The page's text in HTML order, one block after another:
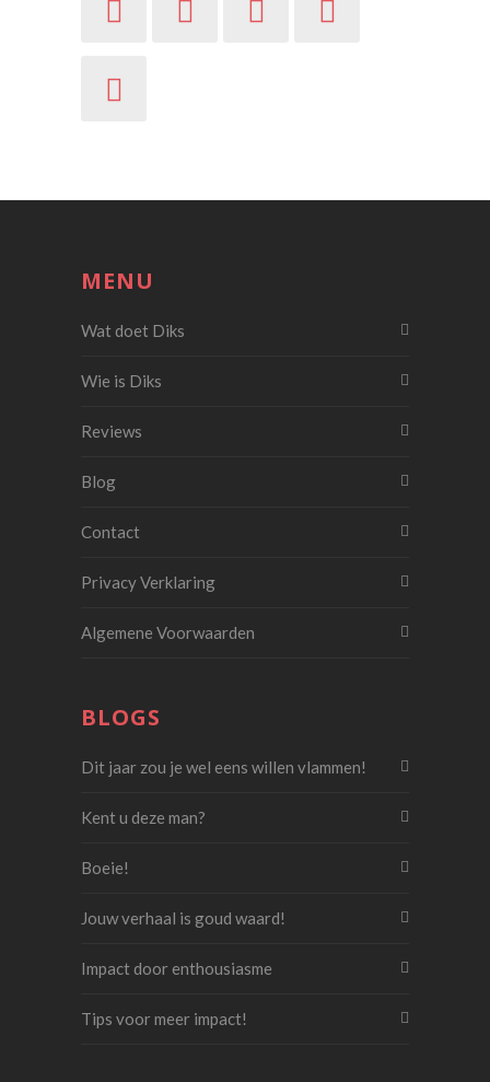
MENU
Wat doet Diks
Wie is Diks
Reviews
Blog
Contact
Privacy Verklaring
Algemene Voorwaarden
BLOGS
Dit jaar zou je wel eens willen vlammen!
Kent u deze man?
Boeie!
Jouw verhaal is goud waard!
Impact door enthousiasme
Tips voor meer impact!